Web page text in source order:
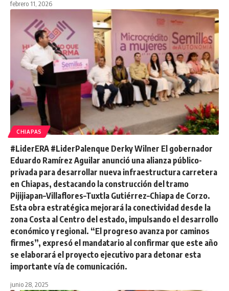
febrero 11, 2026
CHIAPAS
#LiderERA #LiderPalenque Derky Wilner El gobernador
Eduardo Ramírez Aguilar anunció una alianza público-
privada para desarrollar nueva infraestructura carretera
en Chiapas, destacando la construcción del tramo
Pijijiapan–Villaflores–Tuxtla Gutiérrez–Chiapa de Corzo.
Esta obra estratégica mejorará la conectividad desde la
zona Costa al Centro del estado, impulsando el desarrollo
económico y regional. “El progreso avanza por caminos
firmes”, expresó el mandatario al confirmar que este año
se elaborará el proyecto ejecutivo para detonar esta
importante vía de comunicación.
junio 28, 2025